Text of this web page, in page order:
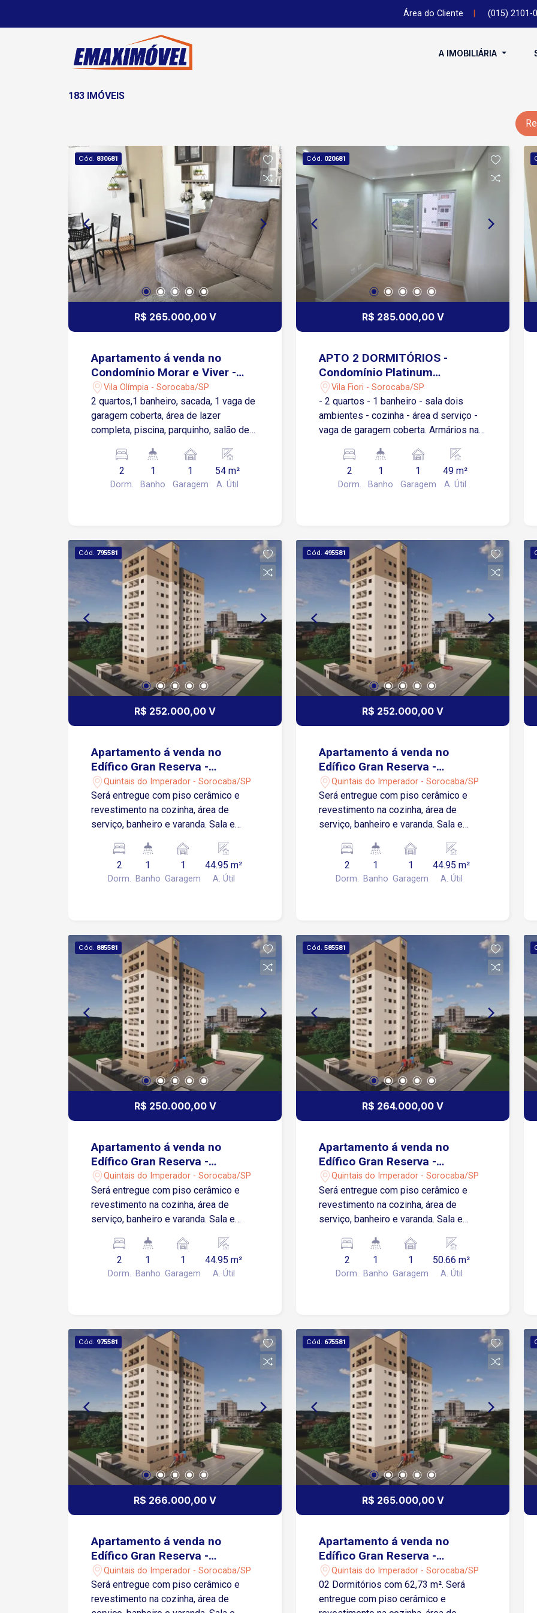
Área do Cliente (015) 2101-
A IMOBILIÁRIA
183 IMÓVEIS
Cód. 830681
R$ 265.000,00 V
Apartamento á venda no
Condomínio Morar e Viver -
Sorocaba/SP
Vila Olímpia - Sorocaba/SP
2 quartos,1 banheiro, sacada, 1 vaga de
garagem coberta, área de lazer
completa, piscina, parquinho, salão de
churrasqueira.
2
Dorm.
1
Banho
1
Garagem
54 m²
A. Útil
Cód. 020681
R$ 285.000,00 V
APTO 2 DORMITÓRIOS -
Condomínio Platinum
Sorocaba - Vila Fiori
Vila Fiori - Sorocaba/SP
- 2 quartos - 1 banheiro - sala dois
ambientes - cozinha - área d serviço -
vaga de garagem coberta. Armários na
Box no banheiro; Apartamento possuií:
fechadura eletrônica, iluminação
completa, sanca de gesso na sala. Área
2
Dorm.
1
Banho
1
Garagem
49 m²
A. Útil
Cód. 795581
R$ 252.000,00 V
Apartamento á venda no
Edífico Gran Reserva -
Sorocaba/SP
Quintais do Imperador - Sorocaba/SP
Será entregue com piso cerâmico e
revestimento na cozinha, área de
serviço, banheiro e varanda. Sala e
contrapiso Apartamento possui 01
Vaga de Garagem Descoberta e Fixa
para um veículo de pequeno ou médio
2
Dorm.
1
Banho
1
Garagem
44.95 m²
A. Útil
Cód. 495581
R$ 252.000,00 V
Apartamento á venda no
Edífico Gran Reserva -
Sorocaba/SP
Quintais do Imperador - Sorocaba/SP
Será entregue com piso cerâmico e
revestimento na cozinha, área de
serviço, banheiro e varanda. Sala e
contrapiso Apartamento possui 01
Vaga de Garagem Descoberta e Fixa
para um veículo de pequeno ou médio
2
Dorm.
1
Banho
1
Garagem
44.95 m²
A. Útil
Cód. 885581
R$ 250.000,00 V
Apartamento á venda no
Edífico Gran Reserva -
Sorocaba/SP
Quintais do Imperador - Sorocaba/SP
Será entregue com piso cerâmico e
revestimento na cozinha, área de
serviço, banheiro e varanda. Sala e
contrapiso Apartamento possui 01
Vaga de Garagem Descoberta e Fixa
para um veículo de pequeno ou médio
2
Dorm.
1
Banho
1
Garagem
44.95 m²
A. Útil
Cód. 585581
R$ 264.000,00 V
Apartamento á venda no
Edífico Gran Reserva -
Sorocaba/SP
Quintais do Imperador - Sorocaba/SP
Será entregue com piso cerâmico e
revestimento na cozinha, área de
serviço, banheiro e varanda. Sala e
contrapiso Apartamento possui 01
Vaga de Garagem Descoberta e Fixa
para um veículo de pequeno ou médio
2
Dorm.
1
Banho
1
Garagem
50.66 m²
A. Útil
Cód. 975581
R$ 266.000,00 V
Apartamento á venda no
Edífico Gran Reserva -
Sorocaba/SP
Quintais do Imperador - Sorocaba/SP
Será entregue com piso cerâmico e
revestimento na cozinha, área de
Cód. 675581
R$ 265.000,00 V
Apartamento á venda no
Edífico Gran Reserva -
Sorocaba/SP
Quintais do Imperador - Sorocaba/SP
02 Dormitórios com 62,73 m². Será
entregue com piso cerâmico e